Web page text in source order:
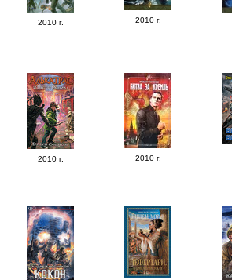
2010 г. 2010 г.
2010 г. 2010 г.